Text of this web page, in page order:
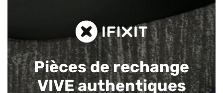
Pièces de rechange
VIVE authentiques​